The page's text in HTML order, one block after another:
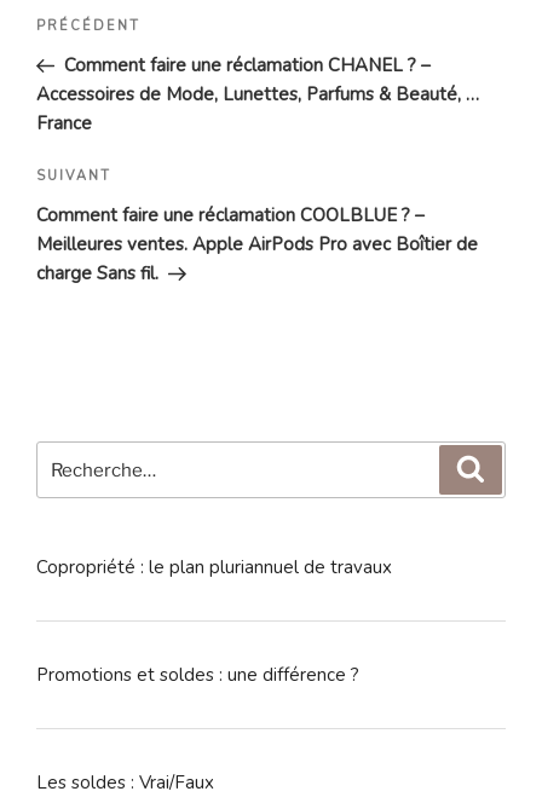
Navigation
l’article
Article
précédent
PRÉCÉDENT
Comment faire une réclamation CHANEL ? –
Accessoires de Mode, Lunettes, Parfums & Beauté, …
France
Article
suivant
SUIVANT
Comment faire une réclamation COOLBLUE ? –
Meilleures ventes. Apple AirPods Pro avec Boîtier de
charge Sans fil.
pour
Copropriété : le plan pluriannuel de travaux
Promotions et soldes : une différence ?
Les soldes : Vrai/Faux